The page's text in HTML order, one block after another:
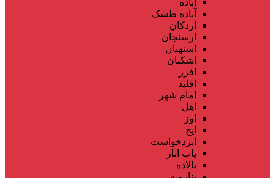
آباده طشک
اردکان
ارسنجان
استهبان
اشکنان
افزر
اقلید
امام شهر
اهل
اوز
ایج
ایزدخواست
باب انار
بالاده